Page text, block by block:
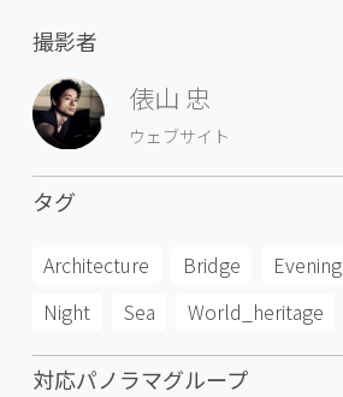
撮影者
俵山 忠
ウェブサイト
タグ
Architecture Bridge Evening
Night
Sea World_heritage
対応パノラマグループ